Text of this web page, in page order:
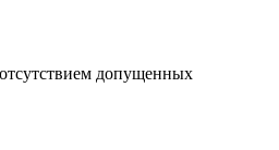
допущенных